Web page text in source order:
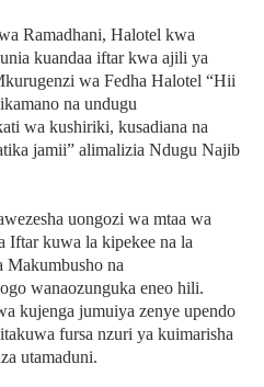
Ramadhani, Halotel kwa
kuandaa iftar kwa ajili ya
wa Fedha Halotel “Hii
na undugu
wa kushiriki, kusadiana na
jamii” alimalizia Ndugu Najib
uongozi wa mtaa wa
Iftar kuwa la kipekee na la
na
wanaozunguka eneo hili.
kujenga jumuiya zenye upendo
fursa nzuri ya kuimarisha
utamaduni.